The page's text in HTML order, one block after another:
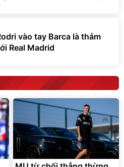
vào tay Barca là thảm
Real Madrid